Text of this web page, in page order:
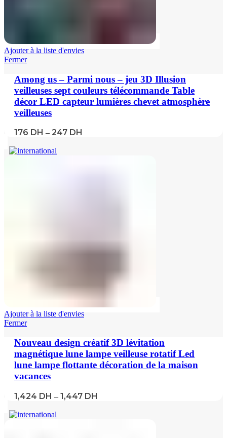
Ajouter à la liste d'envies
Fermer
Among us – Parmi nous – jeu 3D Illusion
veilleuses sept couleurs télécommande Table
décor LED capteur lumières chevet atmosphère
veilleuses
176 DH – 247 DH
Ajouter à la liste d'envies
Fermer
Nouveau design créatif 3D lévitation
magnétique lune lampe veilleuse rotatif Led
lune lampe flottante décoration de la maison
vacances
1,424 DH – 1,447 DH